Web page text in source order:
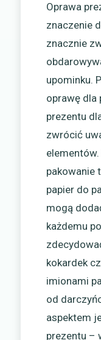
Oprawa
znaczenie
znacznie
upominku.
oprawę dla
prezentu
zwrócić
pakowanie
papier do
mogą
każdemu
kokardek
imionami
od
aspektem
prezentu –